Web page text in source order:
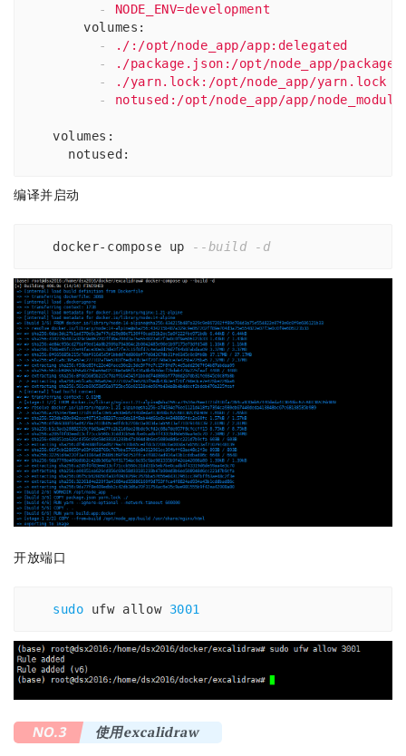
-
NODE_ENV=development
volumes :
-
./:/opt/node_app/app:delegated
-
./package.json:/opt/node_app/
-
./yarn.lock:/opt/node_app/yarn.lock
-
notused:/opt/node_app/app/
volumes :
notused:
编译并启动
docker-compose up --build -d
开放端口
sudo ufw allow 3001
NO.3 使用excalidraw